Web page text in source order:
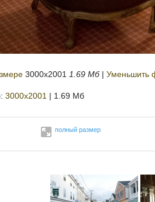
3000x2001 1.69 Мб| Уменьшить
3000x2001 | 1.69 Мб
полный размер